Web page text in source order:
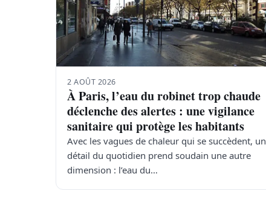
2 AOÛT 2026
À Paris, l’eau du robinet trop chaude
déclenche des alertes : une vigilance
sanitaire qui protège les habitants
Avec les vagues de chaleur qui se succèdent, un
détail du quotidien prend soudain une autre
dimension : l’eau du…